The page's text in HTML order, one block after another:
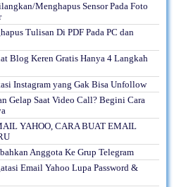
Menghapus Sensor Pada Foto
Tulisan Di PDF Pada PC dan
Blog Keren Gratis Hanya 4 Langkah
Instagram yang Gak Bisa Unfollow
Gelap Saat Video Call? Begini Cara
YAHOO, CARA BUAT EMAIL
Anggota Ke Grup Telegram
Email Yahoo Lupa Password &